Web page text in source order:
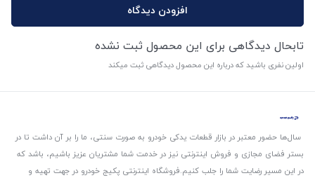
افزودن دیدگاه
تابحال دیدگاهی برای این محصول ثبت نشده
اولین نفری باشید که درباره این محصول دیدگاهی ثبت میکند
سال‌ها حضور معتبر در بازار قطعات یدکی خودرو به صورت سنتی، ما را بر آن داشت تا در
بستر فضای مجازی و فروش اینترنتی نیز در خدمت شما مشتریان عزیز باشیم، باشد که
در این مسیر رضایت شما را جلب کنیم.فروشگاه اینترنتی پکیج خودرو در جهت تهیه و